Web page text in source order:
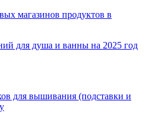
магазинов продуктов в
для душа и ванны на 2025 год
для вышивания (подставки и